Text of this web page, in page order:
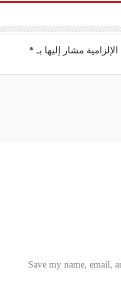
مشار إليها بـ *
Save my name, email,